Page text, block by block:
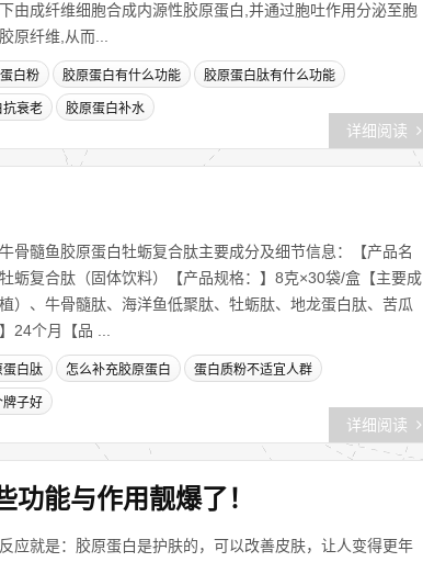
由成纤维细胞合成内源性胶原蛋白,并通过胞吐作用分泌至胞
原纤维,从而...
白粉 胶原蛋白有什么功能 胶原蛋白肽有什么功能
抗衰老 胶原蛋白补水
详细阅读
骨髓鱼胶原蛋白牡蛎复合肽主要成分及细节信息：【产品名
蛎复合肽（固体饮料）【产品规格：】8克×30袋/盒【主要成
）、牛骨髓肽、海洋鱼低聚肽、牡蛎肽、地龙蛋白肽、苦瓜
24个月【品 ...
蛋白肽 怎么补充胶原蛋白 蛋白质粉不适宜人群
牌子好
详细阅读
能与作用靓爆了！
应就是：胶原蛋白是护肤的，可以改善皮肤，让人变得更年